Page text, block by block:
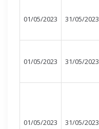
01/05/2023 31/05/2023
01/05/2023 31/05/2023
01/05/2023 31/05/2023